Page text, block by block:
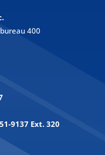
400
9137 Ext. 320